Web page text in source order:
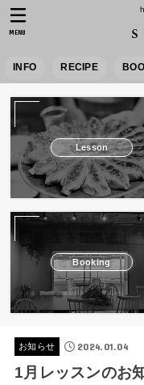
INFO RECIPE
MENU
Lesson
Booking
お知らせ 2024.01.04
1月レッスンのお